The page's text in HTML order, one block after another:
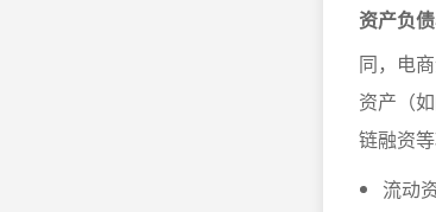
资产负
同，电
资产（
链融资
流动